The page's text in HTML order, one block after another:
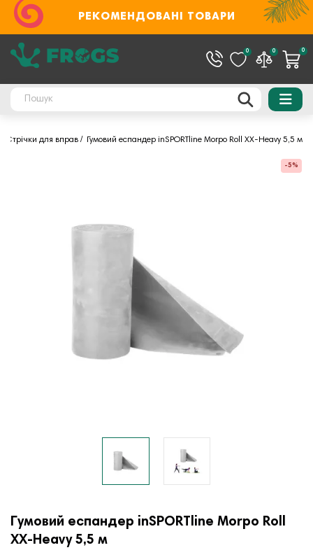
РЕКОМЕНДОВАНІ ТОВАРИ
0 0 0
Стрічки для вправ Гумовий еспандер inSPORTline Morpo Roll XX-Heavy 5,5 м
-5%
Гумовий еспандер inSPORTline Morpo Roll
XX-Heavy 5,5 м